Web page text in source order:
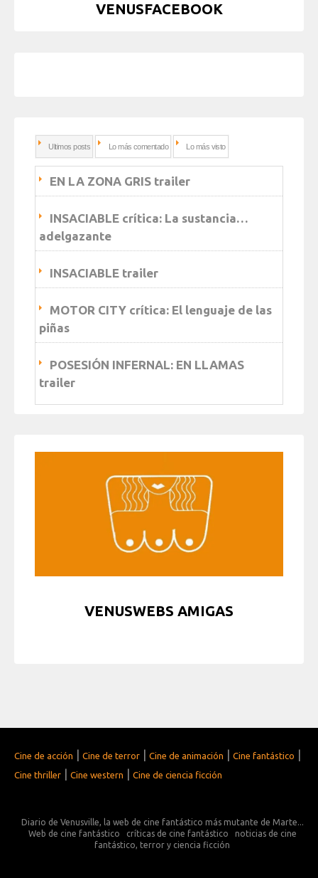
VENUSFACEBOOK
Ultimos posts Lo más comentado Lo más visto
EN LA ZONA GRIS trailer
INSACIABLE crítica: La sustancia…
adelgazante
INSACIABLE trailer
MOTOR CITY crítica: El lenguaje de las
piñas
POSESIÓN INFERNAL: EN LLAMAS
trailer
VENUSWEBS AMIGAS
Cine de acción Cine de terror Cine de animación Cine fantástico
Cine thriller Cine western Cine de ciencia ficción
Diario de Venusville, la web de cine fantástico más mutante de Marte...
Web de cine fantástico
críticas de cine fantástico
noticias de cine
fantástico, terror y ciencia ficción